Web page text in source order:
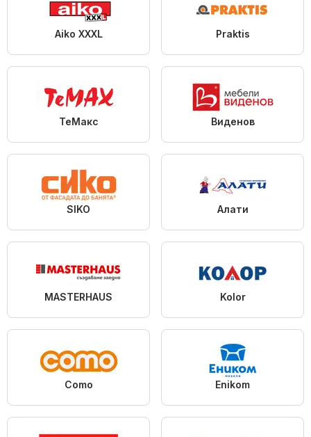
Aiko XXXL Praktis
ТеMакс Виденов
SIKO Алати
MASTERHAUS Kolor
Como Enikom